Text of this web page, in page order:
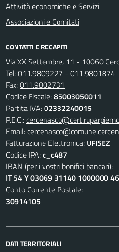
Attività economiche e Servizi
Associazioni e Comitati
CONTATTI E RECAPITI
Via XX Settembre, 11 - 10060
Tel:011.9809227 - 011.9801874
Fax:011.9802731
Codice Fiscale:85003050011
Partita IVA:02332240015
P.E.C.:
Email:
Fatturazione Elettronica: UFISEZ
Codice IPA:c_c487
IBAN (per i vostri bonifici bancari):
IT 54 Y 03069 31140 1000000
Conto Corrente Postale:
30914105
DATI TERRITORIALI